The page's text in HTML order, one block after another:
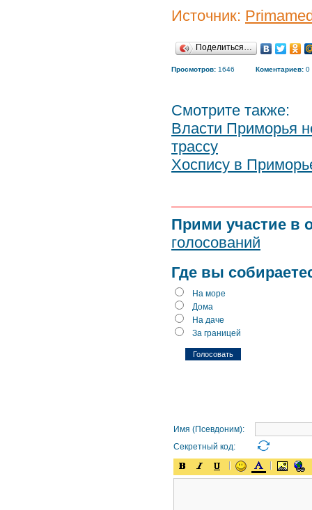
Источник:
Поделиться…
Просмотров: 1646 Коментариев: 0
Смотрите также:
Власти Приморья
трассу
Хоспису в
Прими участие в
голосований
Где вы
На море
Дома
На даче
За границей
Имя (Псевдоним):
Секретный код: